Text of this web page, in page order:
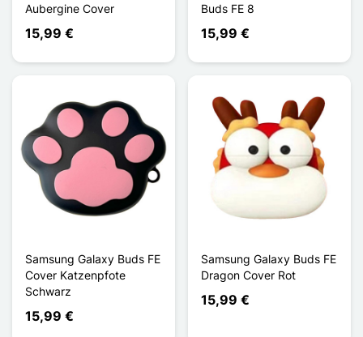
Aubergine Cover
15,99 €
Buds FE 8
15,99 €
Samsung Galaxy Buds FE
Cover Katzenpfote
Schwarz
15,99 €
Samsung Galaxy Buds FE
Dragon Cover Rot
15,99 €